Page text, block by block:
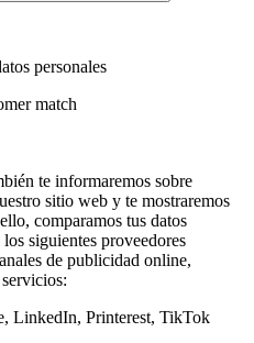
personales
match
te informaremos sobre
sitio web y te mostraremos
comparamos tus datos
siguientes proveedores
de publicidad online,
LinkedIn, Printerest, TikTok